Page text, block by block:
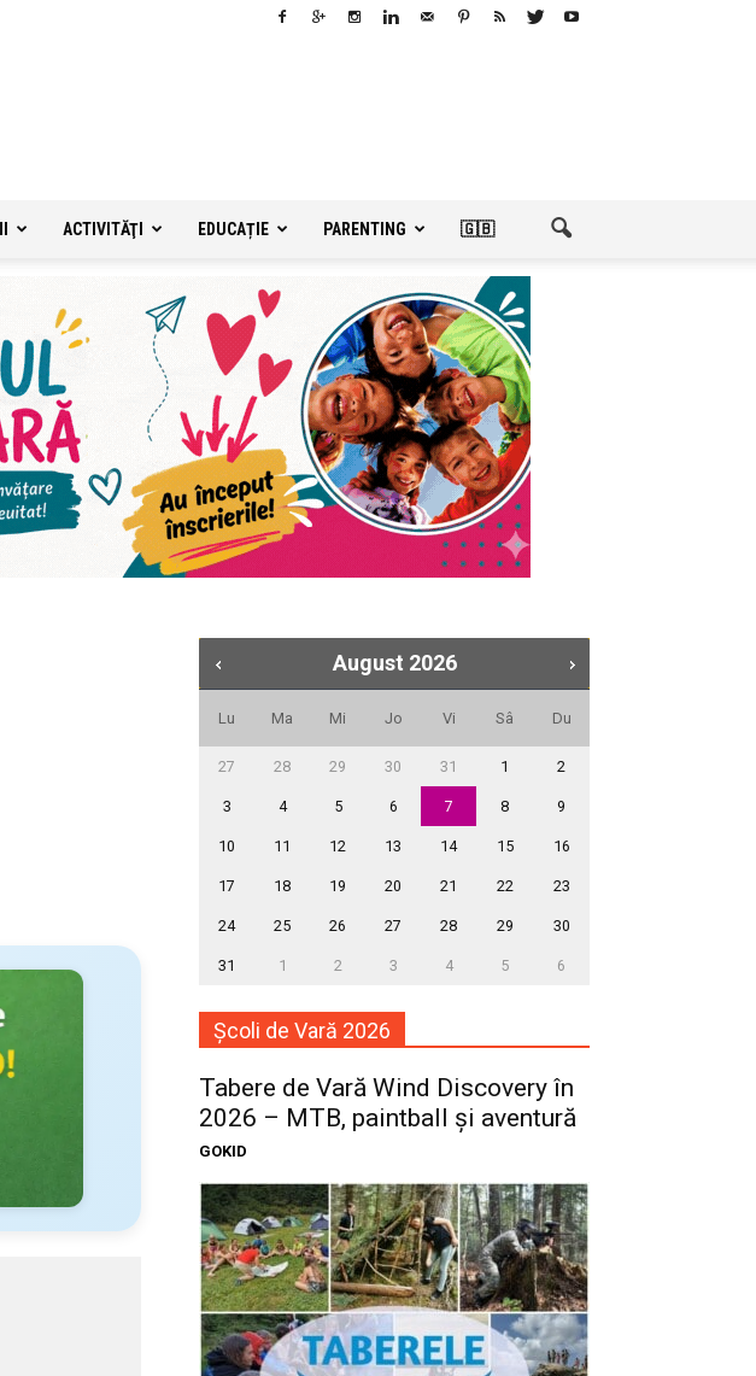
ACTIVITĂŢI EDUCAȚIE PARENTING 🇬🇧
August 2026
Lu Ma Mi Jo Vi Sâ Du
27 28 29 30 31 1 2
3 4 5 6 7 8 9
10 11 12 13 14 15 16
17 18 19 20 21 22 23
24 25 26 27 28 29 30
31 1 2 3 4 5 6
Școli de Vară 2026
Tabere de Vară Wind Discovery în
2026 – MTB, paintball și aventură
GOKID